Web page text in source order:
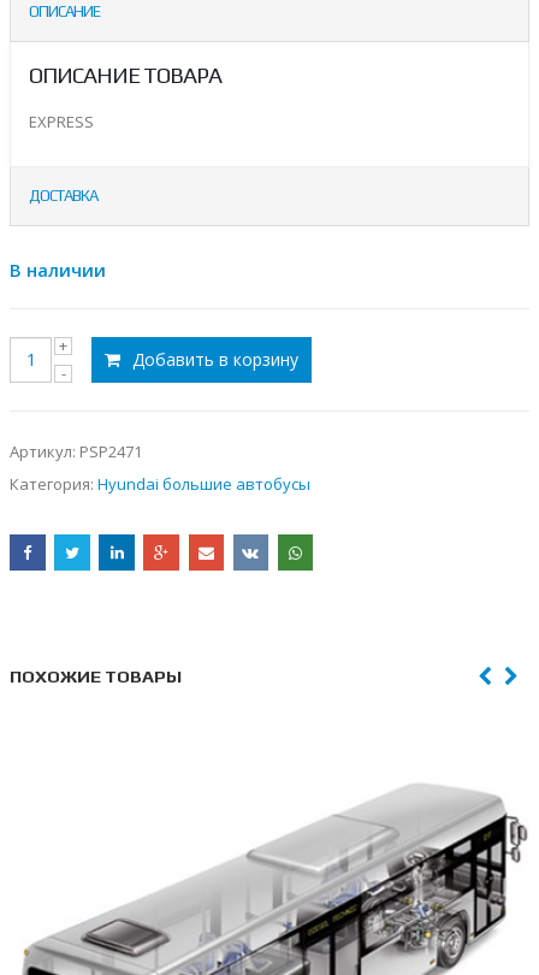
ОПИСАНИЕ
ОПИСАНИЕ ТОВАРА
EXPRESS
ДОСТАВКА
В наличии
Добавить в корзину
Артикул: PSP2471
Категория: Hyundai большие автобусы
ПОХОЖИЕ ТОВАРЫ